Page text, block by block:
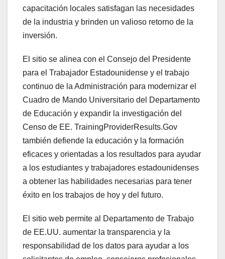
capacitación locales satisfagan las necesidades
de la industria y brinden un valioso retorno de la
inversión.
El sitio se alinea con el Consejo del Presidente
para el Trabajador Estadounidense y el trabajo
continuo de la Administración para modernizar el
Cuadro de Mando Universitario del Departamento
de Educación y expandir la investigación del
Censo de EE. TrainingProviderResults.Gov
también defiende la educación y la formación
eficaces y orientadas a los resultados para ayudar
a los estudiantes y trabajadores estadounidenses
a obtener las habilidades necesarias para tener
éxito en los trabajos de hoy y del futuro.
El sitio web permite al Departamento de Trabajo
de EE.UU. aumentar la transparencia y la
responsabilidad de los datos para ayudar a los